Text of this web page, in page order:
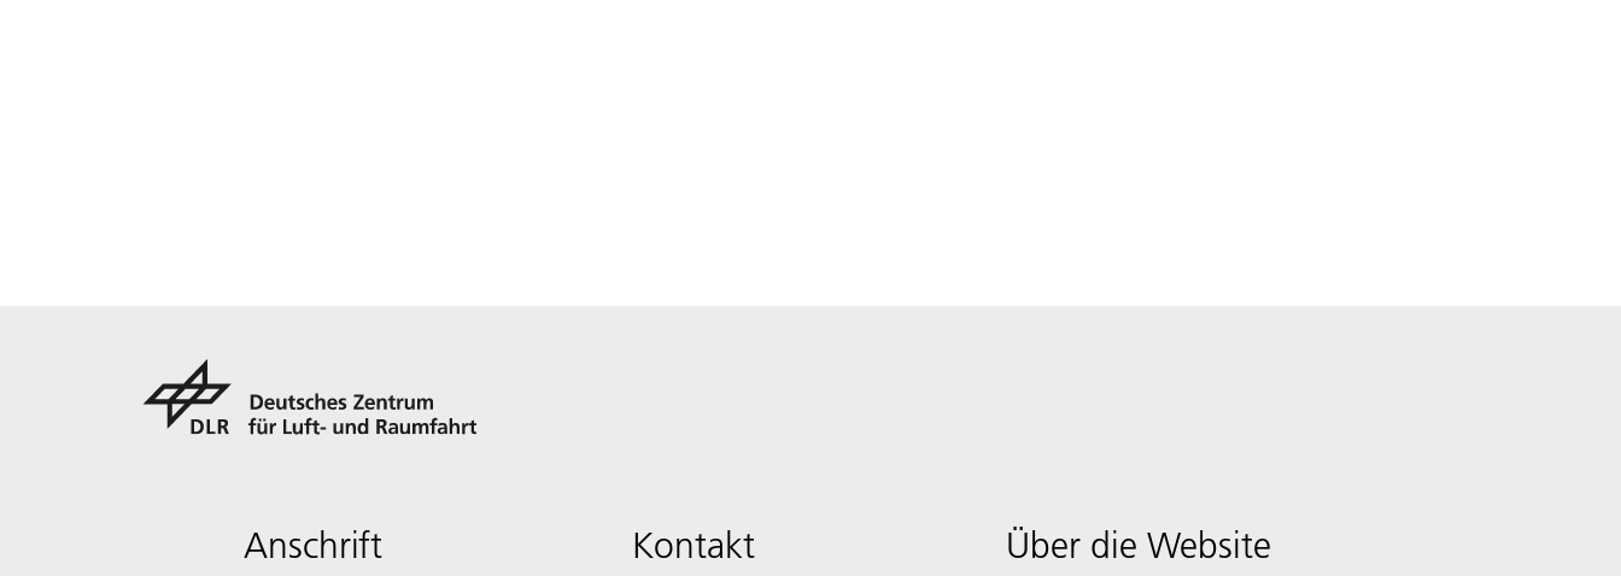
Anschrift Kontakt Über die Website